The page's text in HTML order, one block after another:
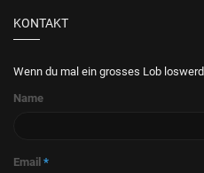
KONTAKT
Wenn du mal ein grosses Lob
Name
Email *